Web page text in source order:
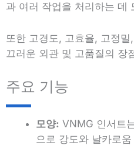
과 여러 작업을 처리하는 데
또한 고경도, 고효율, 고정
끄러운 외관 및 고품질의 장
주요 기능
모양: VNMG 인서트
으로 강도와 날카로